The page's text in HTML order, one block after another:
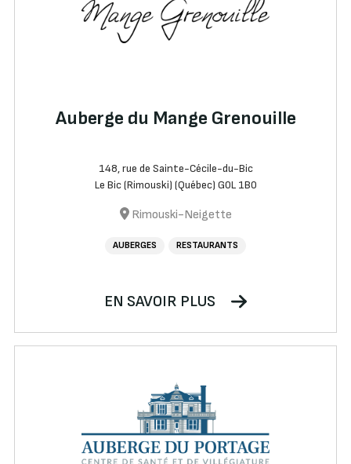
Auberge du Mange Grenouille
148, rue de Sainte-Cécile-du-Bic
Le Bic (Rimouski) (Québec) G0L 1B0
Rimouski-Neigette
AUBERGES RESTAURANTS
EN SAVOIR PLUS